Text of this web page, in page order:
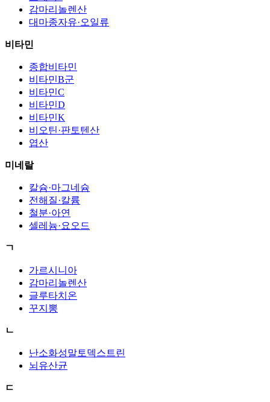
감마리놀렌산
대마종자유·오일류
비타민
종합비타민
비타민B군
비타민C
비타민D
비타민K
비오틴·판토텐산
엽산
미네랄
칼슘·마그네슘
전해질·칼륨
철분·아연
셀레늄·요오드
ㄱ
가르시니아
감마리놀렌산
글루타치온
꾸지뽕
ㄴ
난소화성말토덱스트린
뇌유산균
ㄷ